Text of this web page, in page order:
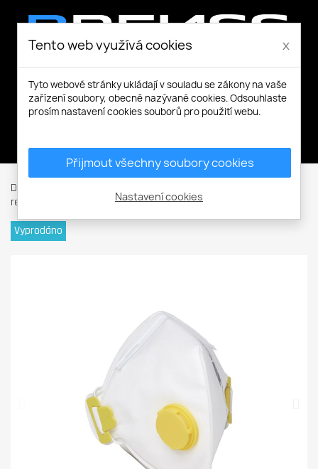
Domů
respirátory
RESPAIR X respirátor FFP2 vent.10ks
Vyprodáno
Tento web využívá cookies x
Tyto webové stránky ukládají v souladu se zákony na vaše
zařízení soubory, obecně nazývané cookies. Odsouhlaste
prosím nastavení cookies souborů pro použití webu.
Přijmout všechny soubory cookies
Nastavení cookies